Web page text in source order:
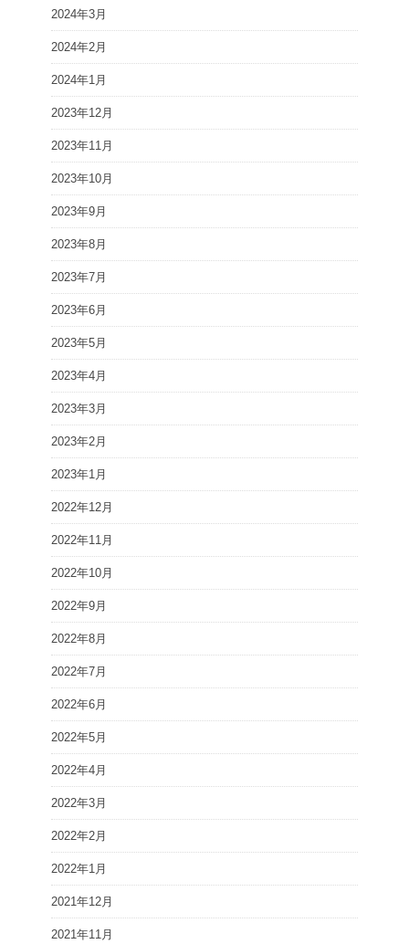
2024年3月
2024年2月
2024年1月
2023年12月
2023年11月
2023年10月
2023年9月
2023年8月
2023年7月
2023年6月
2023年5月
2023年4月
2023年3月
2023年2月
2023年1月
2022年12月
2022年11月
2022年10月
2022年9月
2022年8月
2022年7月
2022年6月
2022年5月
2022年4月
2022年3月
2022年2月
2022年1月
2021年12月
2021年11月